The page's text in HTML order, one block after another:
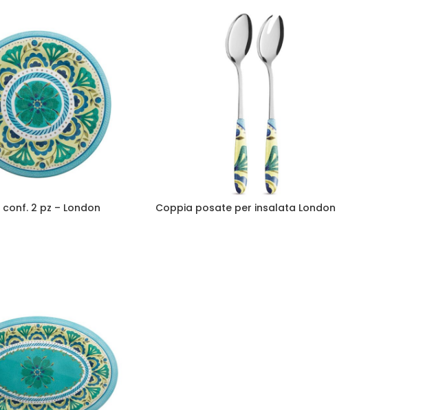
2 pz – London Coppia posate per insalata London